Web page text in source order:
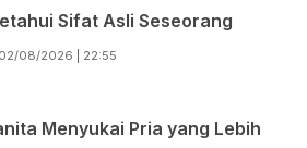
Sifat Asli Seseorang
02/08/2026 | 22:55
Menyukai Pria yang Lebih